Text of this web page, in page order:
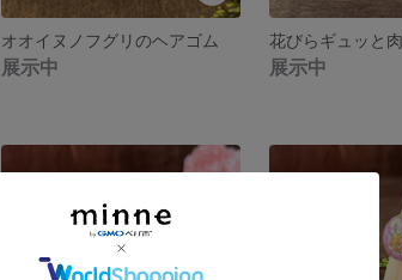
オオイヌノフグリのヘアゴム
展示中
花びらギュッと
展示中